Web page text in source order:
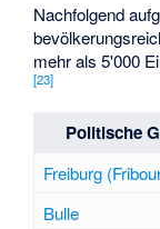
Nachfolgend
mehr als 5'000
[23]
Politische
Freiburg
Bulle